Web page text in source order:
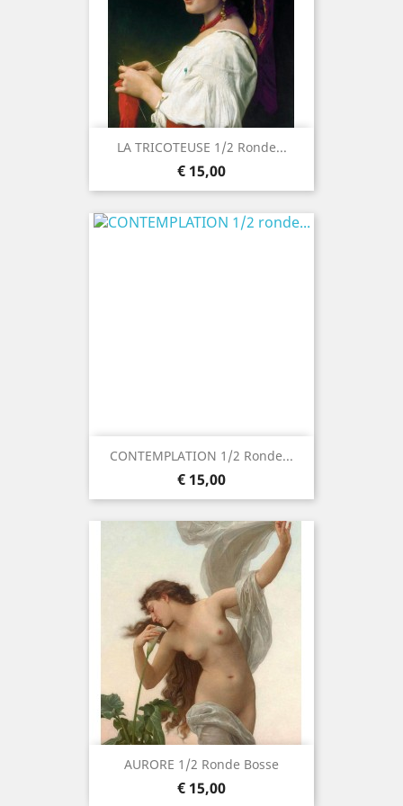
LA TRICOTEUSE 1/2 Ronde...
Prijs
€ 15,00
CONTEMPLATION 1/2 Ronde...
Prijs
€ 15,00
AURORE 1/2 Ronde Bosse
Prijs
€ 15,00